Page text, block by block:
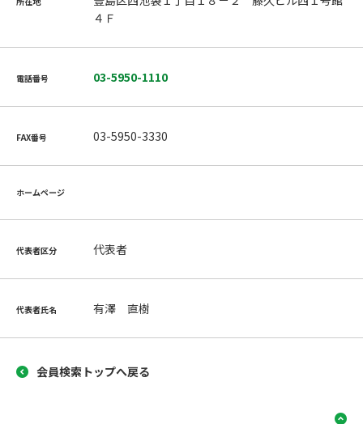
４Ｆ
電話番号 03-5950-1110
FAX番号 03-5950-3330
ホームページ
代表者区分 代表者
代表者氏名 有澤 直樹
会員検索トップへ戻る